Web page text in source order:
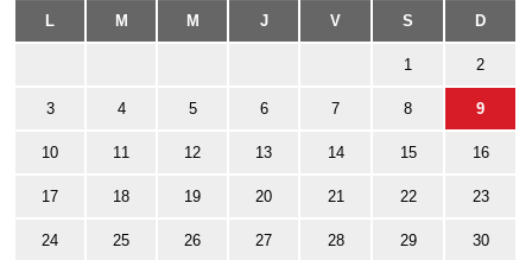
L M M J V S D
1 2
3 4 5 6 7 8 9
10 11 12 13 14 15 16
17 18 19 20 21 22 23
24 25 26 27 28 29 30